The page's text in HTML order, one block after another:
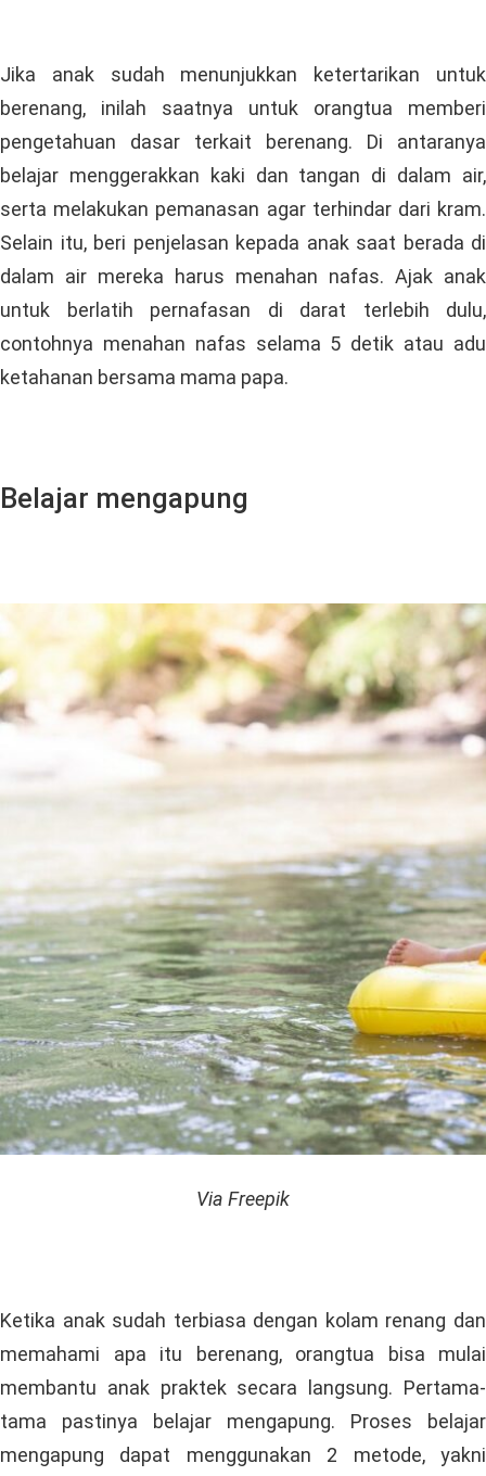
Jika anak sudah menunjukkan ketertarikan untuk
berenang, inilah saatnya untuk orangtua memberi
pengetahuan dasar terkait berenang. Di antaranya
belajar menggerakkan kaki dan tangan di dalam air,
serta melakukan pemanasan agar terhindar dari kram.
Selain itu, beri penjelasan kepada anak saat berada di
dalam air mereka harus menahan nafas. Ajak anak
untuk berlatih pernafasan di darat terlebih dulu,
contohnya menahan nafas selama 5 detik atau adu
ketahanan bersama mama papa.
Belajar mengapung
Via Freepik
Ketika anak sudah terbiasa dengan kolam renang dan
memahami apa itu berenang, orangtua bisa mulai
membantu anak praktek secara langsung. Pertama-
tama pastinya belajar mengapung. Proses belajar
mengapung dapat menggunakan 2 metode, yakni